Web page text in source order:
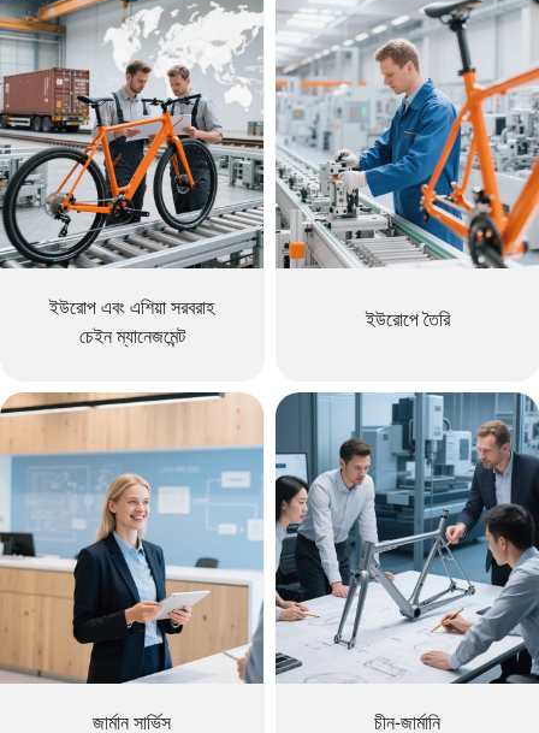
ইউরোপ এবং এশিয়া সরবরাহ
চেইন ম্যানেজমেন্ট
ইউরোপে তৈরি
জার্মান সার্ভিস চীন-জার্মানি